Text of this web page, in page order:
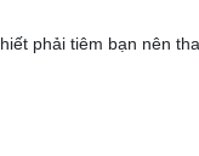
phải tiêm bạn nên